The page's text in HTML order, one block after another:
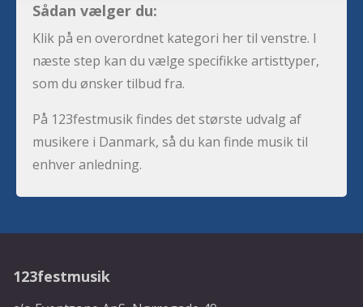
Sådan vælger du:
Klik på en overordnet kategori her til venstre. I
næste step kan du vælge specifikke artisttyper,
som du ønsker tilbud fra.
På 123festmusik findes det største udvalg af
musikere i Danmark, så du kan finde musik til
enhver anledning.
123festmusik